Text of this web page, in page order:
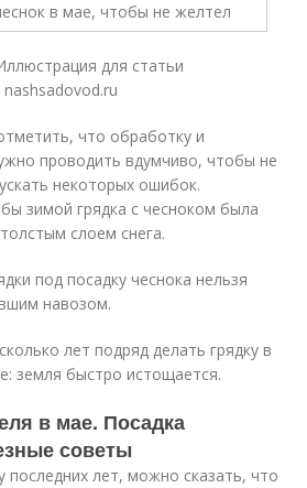
для статьи
nashsadovod.ru
что обработку и
проводить вдумчиво, чтобы не
некоторых ошибок.
зимой грядка с чесноком была
слоем снега.
под посадку чеснока нельзя
навозом.
лет подряд делать грядку в
земля быстро истощается.
в мае. Посадка
советы
последних лет, можно сказать, что